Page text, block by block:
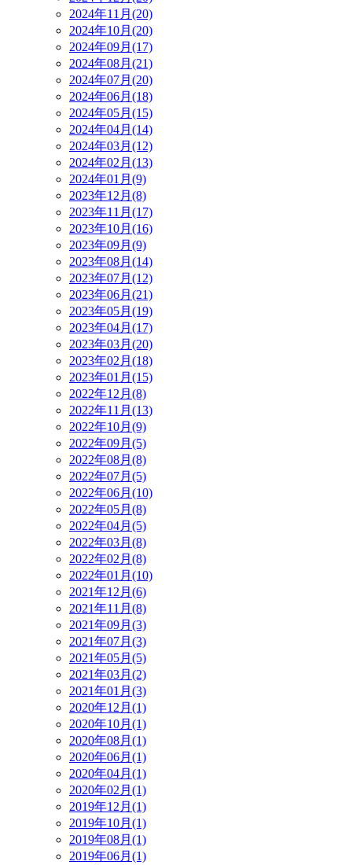
2024年11月(20)
2024年10月(20)
2024年09月(17)
2024年08月(21)
2024年07月(20)
2024年06月(18)
2024年05月(15)
2024年04月(14)
2024年03月(12)
2024年02月(13)
2024年01月(9)
2023年12月(8)
2023年11月(17)
2023年10月(16)
2023年09月(9)
2023年08月(14)
2023年07月(12)
2023年06月(21)
2023年05月(19)
2023年04月(17)
2023年03月(20)
2023年02月(18)
2023年01月(15)
2022年12月(8)
2022年11月(13)
2022年10月(9)
2022年09月(5)
2022年08月(8)
2022年07月(5)
2022年06月(10)
2022年05月(8)
2022年04月(5)
2022年03月(8)
2022年02月(8)
2022年01月(10)
2021年12月(6)
2021年11月(8)
2021年09月(3)
2021年07月(3)
2021年05月(5)
2021年03月(2)
2021年01月(3)
2020年12月(1)
2020年10月(1)
2020年08月(1)
2020年06月(1)
2020年04月(1)
2020年02月(1)
2019年12月(1)
2019年10月(1)
2019年08月(1)
2019年06月(1)